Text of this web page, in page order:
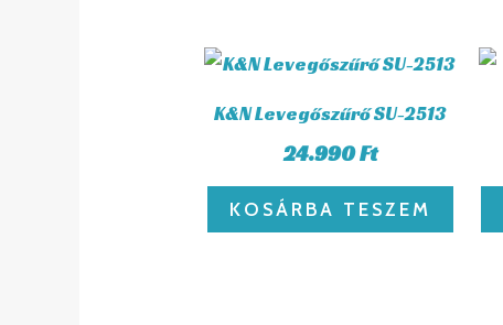
K&N Levegőszűrő SU-2513
24.990Ft
KOSÁRBA TESZEM